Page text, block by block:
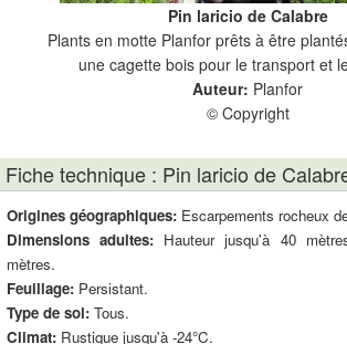
Pin laricio de Calabre
Plants en motte Planfor prêts à être
une cagette bois pour le transport et
Auteur: Planfor
© Copyright
Fiche technique : Pin laricio de
Origines géographiques: Escarpements rocheux
Dimensions adultes: Hauteur jusqu'à 40
mètres.
Feuillage: Persistant.
Type de sol: Tous.
Climat: Rustique jusqu'à -24°C.